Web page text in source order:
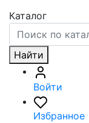
Каталог
Найти
Войти
Избранное